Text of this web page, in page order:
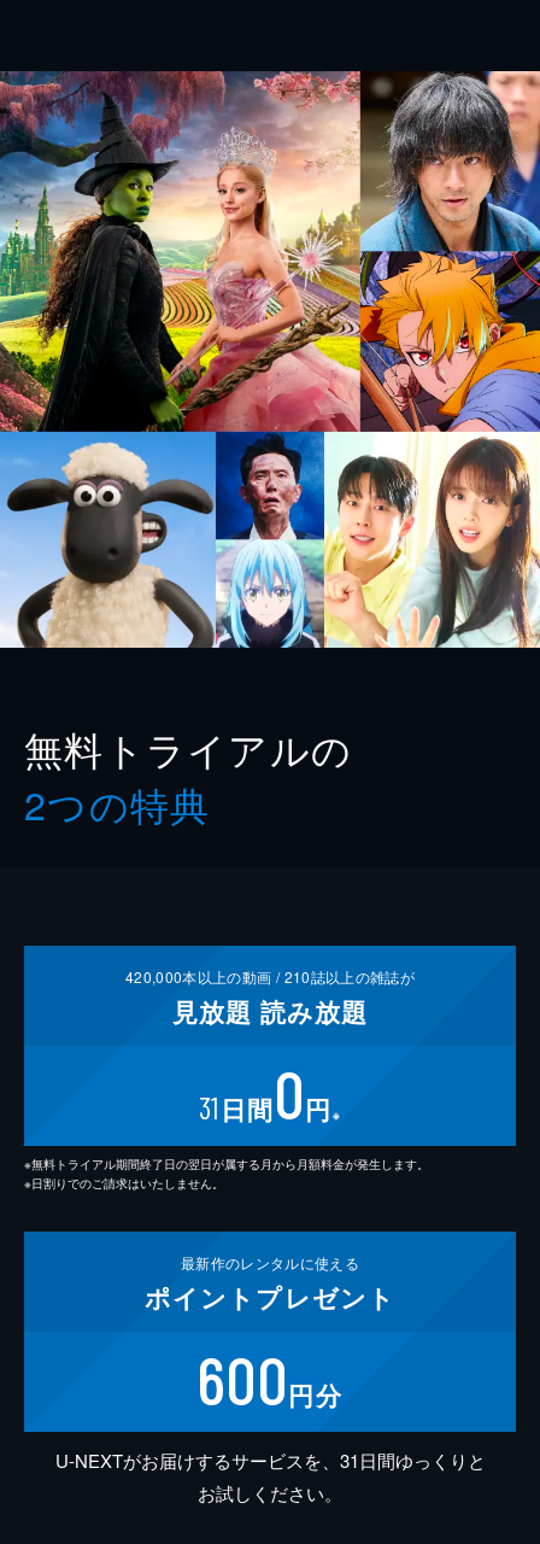
無料トライアルの
2つの特典
420,000本以上の動画 /210誌以上の雑誌が
見放題 読み放題
31 日間0円 ※
※無料トライアル期間終了日の翌日が属する月から月額料金が発生します。
※日割りでのご請求はいたしません。
最新作のレンタルに使える
ポイント プレゼント
600円分
U-NEXTがお届けするサービスを、31日間ゆっくりと
お試しください。